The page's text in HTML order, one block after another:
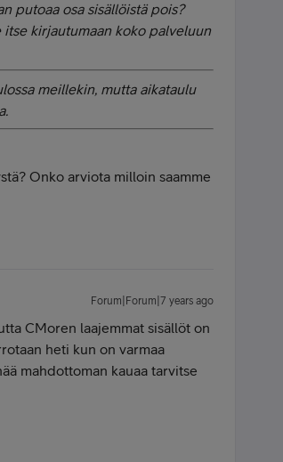
putoaa osa sisällöistä pois?
itse kirjautumaan koko palveluun
meillekin, mutta aikataulu
Onko arviota milloin saamme
Forum|Forum|7 years ago
CMoren laajemmat sisällöt on
heti kun on varmaa
mahdottoman kauaa tarvitse